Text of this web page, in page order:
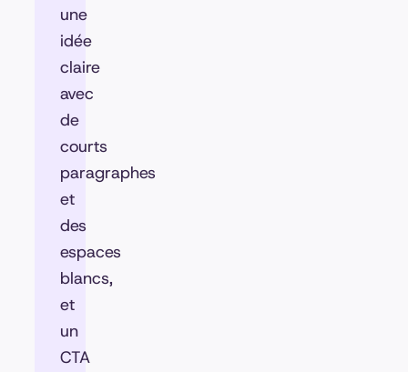
une
idée
claire
avec
de
courts
paragraphes
et
des
espaces
blancs,
et
un
CTA